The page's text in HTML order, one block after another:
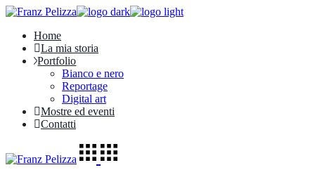
Skip
content
Home
La mia storia
Portfolio
Bianco e nero
Reportage
Digital art
Mostre ed eventi
Contatti